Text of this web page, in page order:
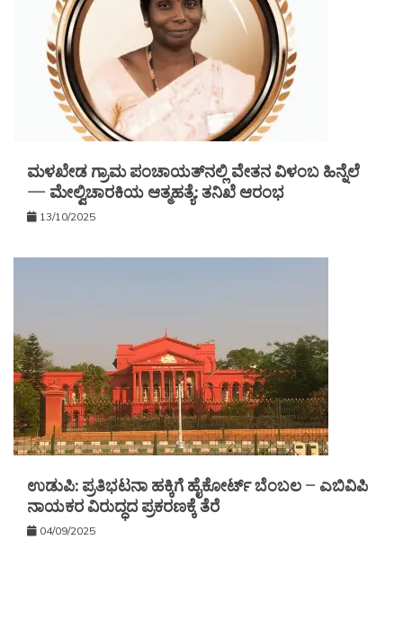
ಮಳಖೇಡ ಗ್ರಾಮ ಪಂಚಾಯತ್‌ನಲ್ಲಿ ವೇತನ ವಿಳಂಬ ಹಿನ್ನೆಲೆ
— ಮೇಲ್ವಿಚಾರಕಿಯ ಆತ್ಮಹತ್ಯೆ: ತನಿಖೆ ಆರಂಭ
13/10/2025
ಉಡುಪಿ: ಪ್ರತಿಭಟನಾ ಹಕ್ಕಿಗೆ ಹೈಕೋರ್ಟ್ ಬೆಂಬಲ – ಎಬಿವಿಪಿ
ನಾಯಕರ ವಿರುದ್ಧದ ಪ್ರಕರಣಕ್ಕೆ ತೆರೆ
04/09/2025